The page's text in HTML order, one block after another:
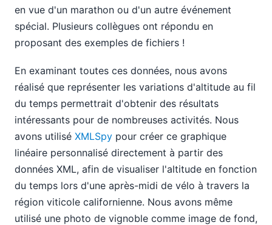
en vue d'un marathon ou d'un autre événement
spécial. Plusieurs collègues ont répondu en
proposant des exemples de fichiers !
En examinant toutes ces données, nous avons
réalisé que représenter les variations d'altitude au fil
du temps permettrait d'obtenir des résultats
intéressants pour de nombreuses activités. Nous
avons utilisé XMLSpy pour créer ce graphique
linéaire personnalisé directement à partir des
données XML, afin de visualiser l'altitude en fonction
du temps lors d'une après-midi de vélo à travers la
région viticole californienne. Nous avons même
utilisé une photo de vignoble comme image de fond,